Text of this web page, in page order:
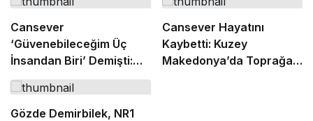
Cansever
‘Güvenebileceğim Üç
İnsandan Biri’ Demişti:
Mahmut Görgen’den
Cansever’e Duygusal
Veda
Cansever Hayatını
Kaybetti: Kuzey
Makedonya’da Toprağa
Gözde Demirbilek, NR1